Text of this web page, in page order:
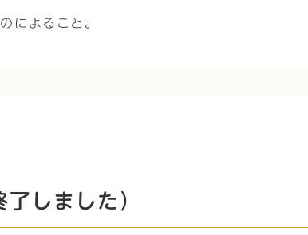
によること。
しました）